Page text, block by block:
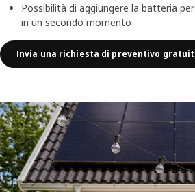
Possibilità di aggiungere la batteria
in un secondo momento
Invia una richiesta di preventivo